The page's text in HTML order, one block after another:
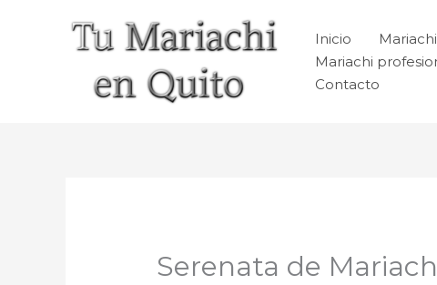
Inicio
Mariachi
Contacto
Serenata de